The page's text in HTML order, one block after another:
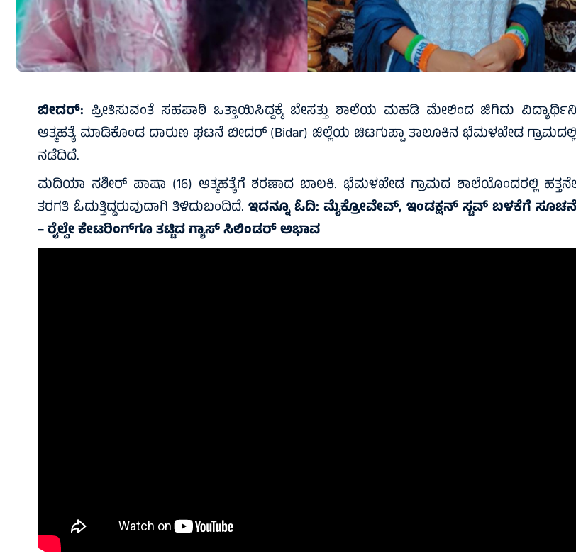
ಬೀದರ್: ಪ್ರೀತಿಸುವಂತೆ ಸಹಪಾಠಿ ಒತ್ತಾಯಿಸಿದ್ದಕ್ಕೆ ಬೇಸತ್ತು ಶಾಲೆಯ ಮಹಡಿ ಮೇಲಿಂದ ಜಿಗಿದು ವಿದ್ಯಾರ್ಥಿನಿ
ಆತ್ಮಹತ್ಯೆ ಮಾಡಿಕೊಂಡ ದಾರುಣ ಘಟನೆ ಬೀದರ್ (Bidar) ಜಿಲ್ಲೆಯ ಚಿಟಗುಪ್ಪಾ ತಾಲೂಕಿನ ಭೆಮಳಖೇಡ
ನಡೆದಿದೆ.
ಮದಿಯಾ ನಶೀರ್ ಪಾಷಾ (16) ಆತ್ಮಹತ್ಯೆಗೆ ಶರಣಾದ ಬಾಲಕಿ. ಭೆಮಳಖೇಡ ಗ್ರಾಮದ ಶಾಲೆಯೊಂದರಲ್ಲಿ ಹತ್ತನೇ
ತರಗತಿ ಓದುತ್ತಿದ್ದರುವುದಾಗಿ ತಿಳಿದುಬಂದಿದೆ. ಇದನ್ನೂ ಓದಿ:ಮೈಕ್ರೋವೇವ್, ಇಂಡಕ್ಷನ್ ಸ್ಟವ್ ಬಳಕೆಗೆ ಸೂಚನೆ
– ರೈಲ್ವೇ ಕೇಟರಿಂಗ್‌ಗೂ ತಟ್ಟಿದ ಗ್ಯಾಸ್ ಸಿಲಿಂಡರ್ ಅಭಾವ